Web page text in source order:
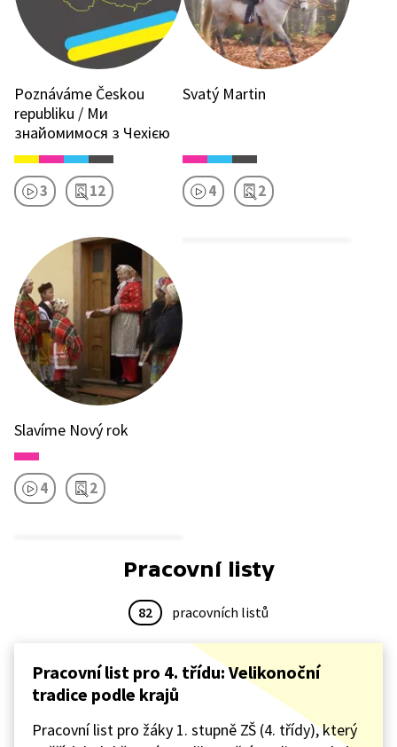
Poznáváme Českou
republiku / Ми
знайомимося з Чехією
3 12
Svatý Martin
4 2
Slavíme Nový rok
4 2
Pracovní listy
82 pracovních listů
Pracovní list pro 4. třídu: Velikonoční
tradice podle krajů
Pracovní list pro žáky 1. stupně ZŠ (4. třídy), který